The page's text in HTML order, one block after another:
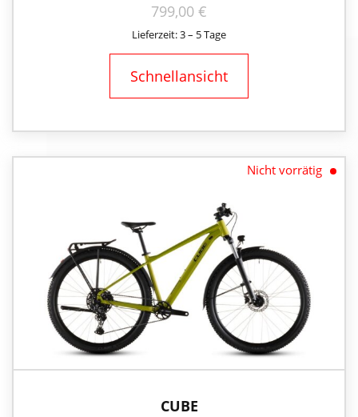
799,00 €
Lieferzeit: 3 – 5 Tage
Schnellansicht
Nicht vorrätig
CUBE